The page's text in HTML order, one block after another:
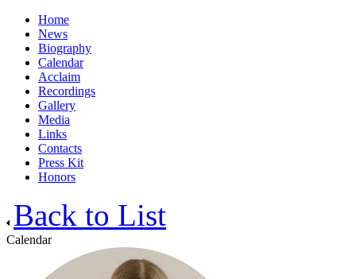
Home
News
Biography
Calendar
Acclaim
Recordings
Gallery
Media
Links
Contacts
Press Kit
Honors
Back to List
Calendar